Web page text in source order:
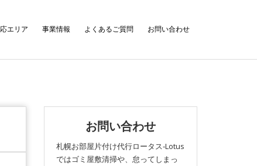
エリア 事業情報 よくあるご質問 お問い合わせ
お問い合わせ
札幌お部屋片付け代行ロータス‐Lotus
ではゴミ屋敷清掃や、怠ってしまっ